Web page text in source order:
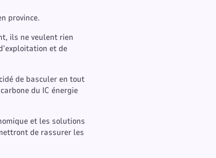
province.
ils ne veulent rien
et de
de basculer en tout
du IC énergie
et les solutions
de rassurer les